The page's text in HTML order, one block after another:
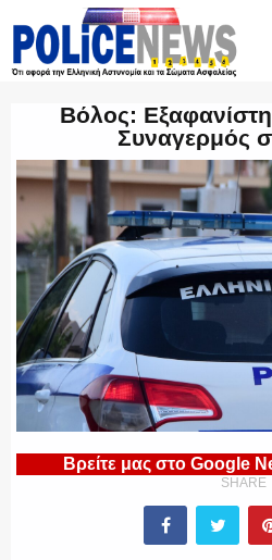
ΤΡΟΧΑΙΑ
ΟΠΚΕ
ΟΜΑΔΑ “Ζ”
ΕΚΑΜ
Βόλος:
Συναγερμός
Βρείτε μας στο Google
SHARE